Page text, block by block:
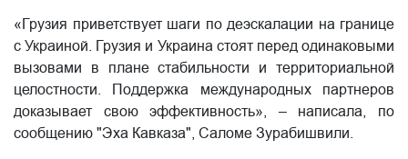
«Грузия приветствует шаги по деэскалации на границе
с Украиной. Грузия и Украина стоят перед одинаковыми
вызовами в плане стабильности и территориальной
целостности. Поддержка международных партнеров
доказывает свою эффективность», – написала, по
сообщению "Эха Кавказа", Саломе Зурабишвили.